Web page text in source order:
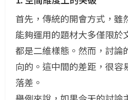
首先，傳統的開會方式，雖
能夠運用的題材大多僅限於
都是二維樣態。然而，討論
向的。這中間的差距，很容
落差。